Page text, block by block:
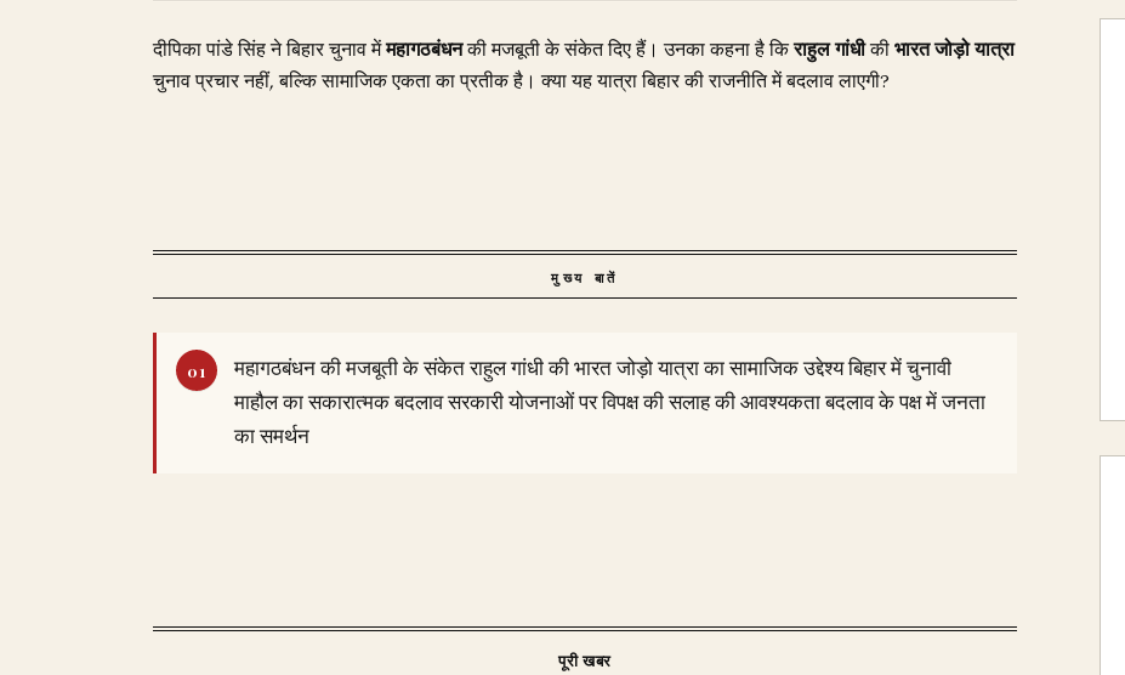
दीपिका पांडे सिंह ने बिहार चुनाव मेंमहागठबंधनकी मजबूती के संकेत दिए हैं। उनका कहना है किराहुल गांधीकीभारत जोड़ो यात्रा
चुनाव प्रचार नहीं, बल्कि सामाजिक एकता का प्रतीक है। क्या यह यात्रा बिहार की राजनीति में बदलाव लाएगी?
मुख्य बातें
महागठबंधन की मजबूती के संकेत राहुल गांधी की भारत जोड़ो यात्रा का सामाजिक उद्देश्य बिहार में चुनावी
माहौल का सकारात्मक बदलाव सरकारी योजनाओं पर विपक्ष की सलाह की आवश्यकता बदलाव के पक्ष में जनता
का समर्थन